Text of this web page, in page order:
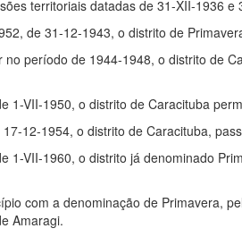
territoriais datadas de 31-XII-1936 e
de 31-12-1943, o distrito de
no período de 1944-1948, o distrito de
1-VII-1950, o distrito de Caracituba
12-1954, o distrito de Caracituba,
1-VII-1960, o distrito já denominado
com a denominação de Primavera,
Amaragi.